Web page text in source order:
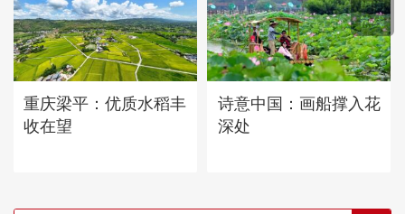
重庆梁平：优质水稻丰
收在望
诗意中国：画船撑入花
深处